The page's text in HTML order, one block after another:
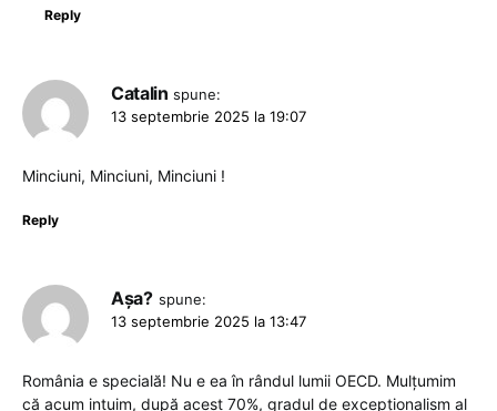
Reply
Catalin spune:
13 septembrie 2025 la 19:07
Minciuni, Minciuni, Minciuni !
Reply
Așa? spune:
13 septembrie 2025 la 13:47
România e specială! Nu e ea în rândul lumii OECD. Mulțumim
că acum intuim, după acest 70%, gradul de excepționalism al